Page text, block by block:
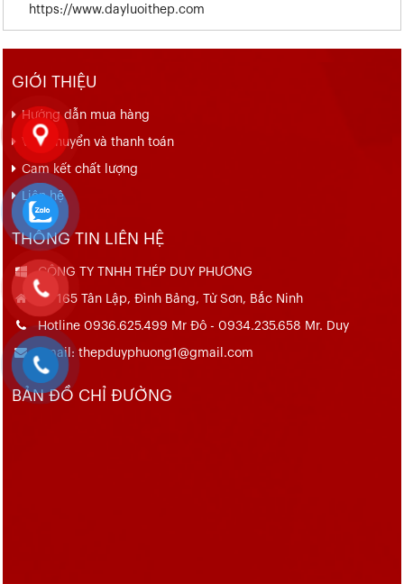
https://www.dayluoithep.com
GIỚI THIỆU
Hướng dẫn mua hàng
Vận chuyển và thanh toán
Cam kết chất lượng
Liên hệ
THÔNG TIN LIÊN HỆ
CÔNG TY TNHH THÉP DUY PHƯƠNG
Số 165 Tân Lập, Đình Bảng, Từ Sơn, Bắc Ninh
Hotline 0936.625.499 Mr Đô - 0934.235.658 Mr. Duy
Email: thepduyphuong1@gmail.com
BẢN ĐỒ CHỈ ĐƯỜNG